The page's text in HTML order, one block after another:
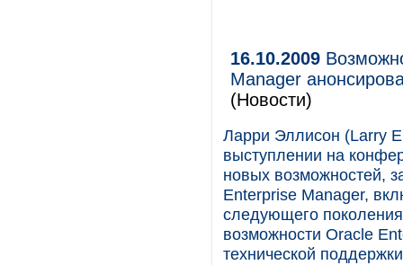
16.10.2009
Manager
(Новости)
Ларри Эллисон (Larry
выступлении на
новых возможностей,
Enterprise Manager,
следующего
возможности Oracle
технической